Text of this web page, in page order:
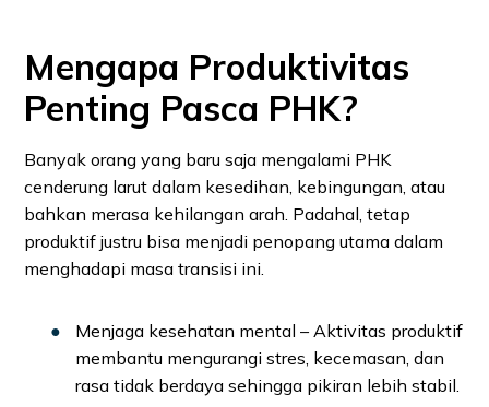
Mengapa Produktivitas
Penting Pasca PHK?
Banyak orang yang baru saja mengalami PHK
cenderung larut dalam kesedihan, kebingungan, atau
bahkan merasa kehilangan arah. Padahal, tetap
produktif justru bisa menjadi penopang utama dalam
menghadapi masa transisi ini.
Menjaga kesehatan mental – Aktivitas produktif
membantu mengurangi stres, kecemasan, dan
rasa tidak berdaya sehingga pikiran lebih stabil.